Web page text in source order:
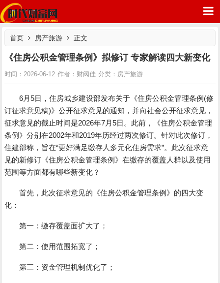
时代财富网
首页 房产旅游 正文
《住房公积金管理条例》拟修订 专家解读四大新变化
时间：2026-06-12 作者：财阀佳 分类： 房产旅游
6月5日，住房城乡建设部发布关于《住房公积金管理条例(修
订征求意见稿)》公开征求意见的通知，并向社会公开征求意见，
征求意见的截止时间是2026年7月5日。此前，《住房公积金管理
条例》分别在2002年和2019年历经过两次修订。针对此次修订，
住建部称，旨在“更好满足缴存人多元化住房需求”。此次征求意
见的新修订《住房公积金管理条例》在缴存的覆盖人群以及使用
范围等方面都有哪些新变化？
首先，此次征求意见的《住房公积金管理条例》的四大变
化：
第一：缴存覆盖面扩大了；
第二：使用范围拓宽了；
第三：资金管理机制优化了；